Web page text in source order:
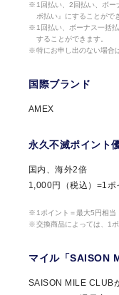
1回払い、2回払い、ボー
ボ払い』にすることがで
1回払い、ボーナス一括
することができます。
特にお申し出のない場合
国際ブランド
AMEX
永久不滅ポイント
国内、海外2倍
1,000円（税込）=1ポ
1ポイント＝最大5円相当
交換商品によっては、1
マイル「SAISON
SAISON MILE CLUB